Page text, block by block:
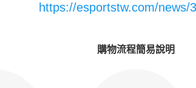
https://esportstw.com/news/
購物流程簡易說明